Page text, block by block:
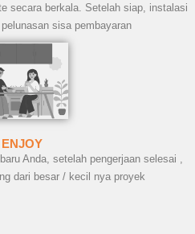
secara berkala. Setelah siap, instalasi
sisa pembayaran
Anda, setelah pengerjaan selesai ,
dari besar / kecil nya proyek